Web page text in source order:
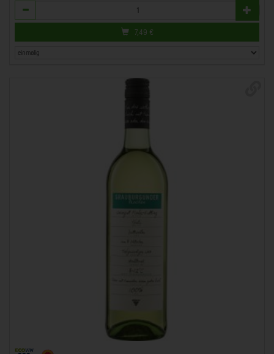
Anzahl
7,49 €